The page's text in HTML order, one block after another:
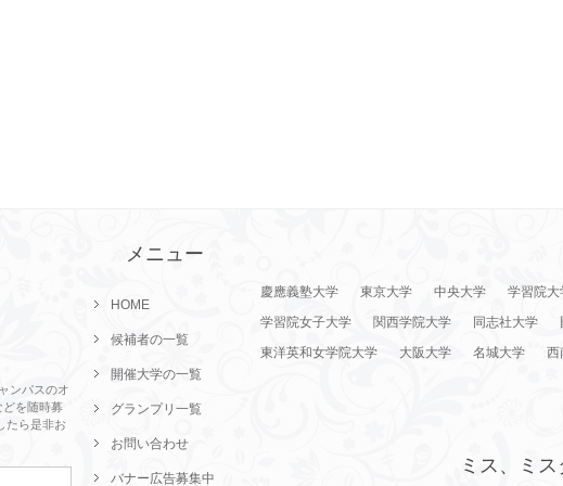
ンパスのオ
を随時募
たら是非お
メニュー
HOME
候補者の一覧
開催大学の一覧
グランプリ一覧
お問い合わせ
バナー広告募集中
慶應義塾大学 東京大学 中央大学 学習院大
学習院女子大学
関西学院大学 同志社大学
東洋英和女学院大学
大阪大学 名城大学 西
ミス、ミ